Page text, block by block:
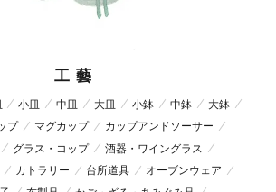
工 藝
小皿 中皿 大皿 小鉢 中鉢
大鉢
プ
マグカップ
カップアンドソーサー
グラス・コップ
酒器・ワイングラス
カトラリー 台所道具
オーブンウェア